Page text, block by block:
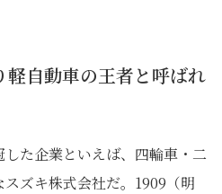
自動車の王者と呼ばれ
た企業といえば、四輪車・二
ズキ株式会社だ。1909（明